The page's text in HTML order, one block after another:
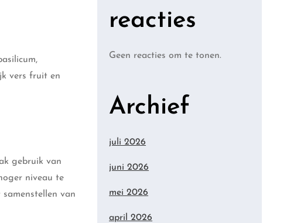
vers fruit en
gebruik van
niveau te
van
reacties
Geen reacties om te tonen.
Archief
juli 2026
juni 2026
mei 2026
april 2026